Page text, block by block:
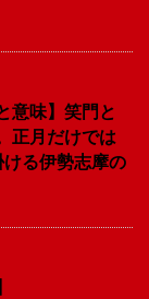
意味】笑門と
正月だけでは
る伊勢志摩の